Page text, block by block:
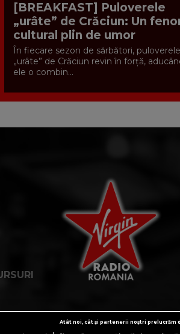
[BREAKFAST] Puloverele
„urâte” de Crăciun: Un
cultural plin de umor
În fiecare sezon de sărbători, puloverele
„urâte” de Crăciun revin în forță,
ele o combin...
Atât noi, cât și partenerii noștri prelucrăm